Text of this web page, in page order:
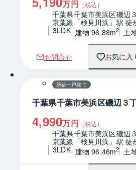
万円 （税込）
千葉県千葉市美浜区磯辺
京葉線「検見川浜」駅 徒
3LDK 建物 96.88m2 土
お問合せ お気に
1 / 0
新築一戸建て
千葉県千葉市美浜区磯辺３
4,990万円 （税込）
千葉県千葉市美浜区磯辺
京葉線「検見川浜」駅 徒
3LDK 建物 96.46m2 土